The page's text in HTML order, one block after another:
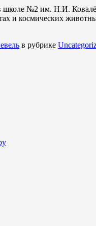
школе №2 им. Н.И.
и космических
в рубрике